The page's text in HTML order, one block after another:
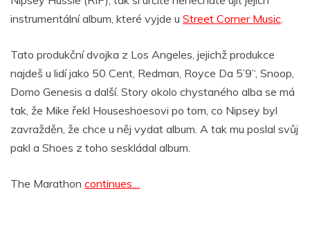
instrumentální album, které vyjde u Street Corner Music
Tato produkční dvojka z Los Angeles, jejichž produkce
najdeš u lidí jako 50 Cent, Redman, Royce Da 5’9’‘, Snoop,
Domo Genesis a další. Story okolo chystaného alba se má
tak, že Mike řekl Houseshoesovi po tom, co Nipsey byl
zavražděn, že chce u něj vydat album. A tak mu poslal svůj
pakl a Shoes z toho seskládal album.
The Marathon continues…